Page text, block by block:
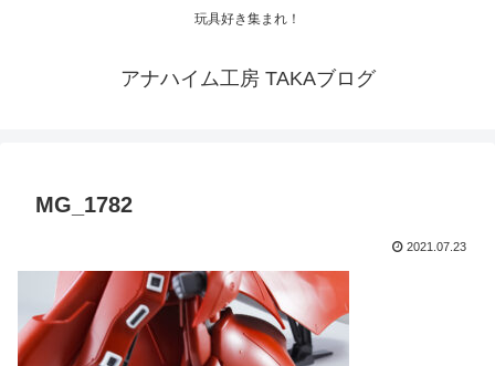
玩具好き集まれ！
アナハイム工房 TAKAブログ
MG_1782
2021.07.23